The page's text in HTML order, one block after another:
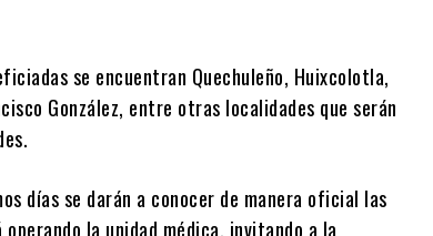
se encuentran Quechuleño, Huixcolotla,
González, entre otras localidades que serán
días se darán a conocer de manera oficial las
la unidad médica, invitando a la